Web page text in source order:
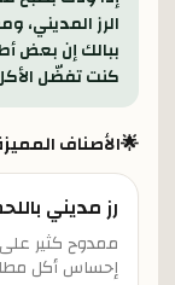
الرز
ببالك إن بعض
كنت تفضّل
🌟الأصناف
رز مديني
ممدوح كثير
إحساس أكل